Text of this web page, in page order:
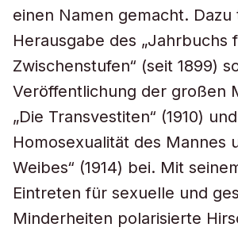
einen Namen gemacht. Dazu
Herausgabe des „Jahrbuchs
Zwischenstufen“ (seit 1899)
Veröffentlichung der großen
„Die Transvestiten“ (1910)
Homosexualität des Mannes
Weibes“ (1914) bei. Mit
Eintreten für sexuelle und
Minderheiten polarisierte